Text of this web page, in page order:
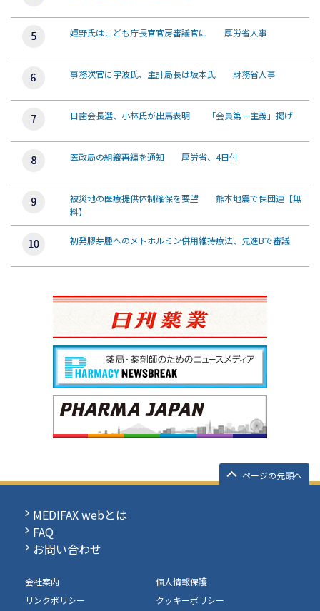
姫野氏はこども庁長官官房審議官に 厚労省人事
事務次官に宇波氏、主計局長は坂本氏 財務省人事
日歯会長選、小林氏が出馬表明 「会員第一主義」掲げ
医政局の組織再編を通知 厚労省、4日付
被災地の医療提供体制確保を要望 熊本地震で保団連【無
料】
初発膠芽腫へのメトホルミン併用維持療法、先進Bで審議
ページの先頭へ
MEDIFAX webとは
FAQ
お問い合わせ
会社案内
個人情報保護
リンクポリシー
クッキーポリシー